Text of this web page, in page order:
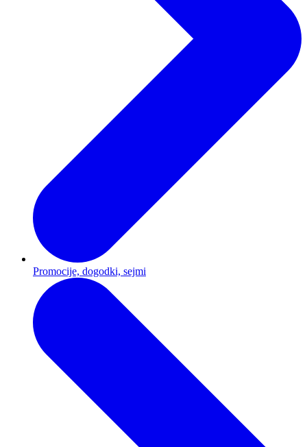
Promocije, dogodki, sejmi